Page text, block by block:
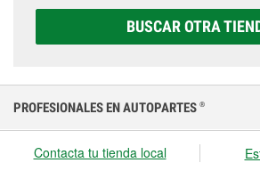
elegir la que sea correcta para tu
BUSCAR OTRA
PROFESIONALES EN AUTOPARTES ®
Contacta tu tienda local